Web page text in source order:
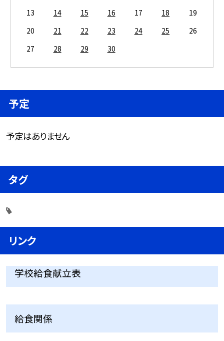
13
14 15 16 17 18
19
20
21 22 23 24 25
26
27
28 29 30
予定
予定はありません
タグ
リンク
学校給食献立表
給食関係